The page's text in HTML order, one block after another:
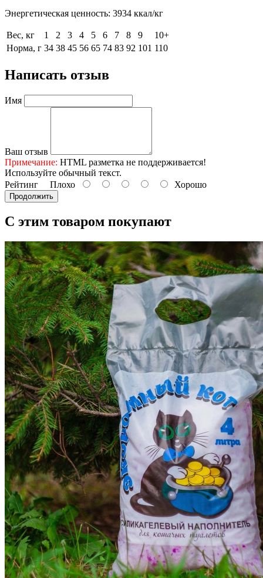
Энергетическая ценность: 3934 ккал/кг
Вес, кг 1 2 3 4 5 6 7 8 9
10+
Норма, г 34 38 45 56 65 74 83 92 101 110
Написать отзыв
Имя
Ваш отзыв
Примечание: HTML разметка не поддерживается!
Используйте обычный текст.
Рейтинг Плохо Хорошо
Продолжить
С этим товаром покупают